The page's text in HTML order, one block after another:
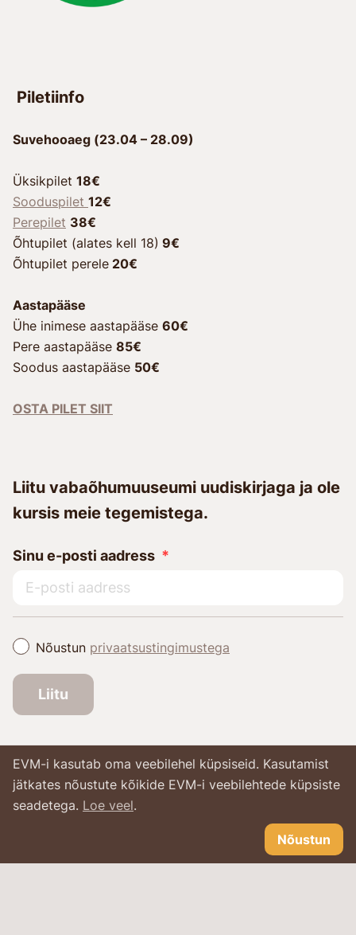
Piletiinfo
Suvehooaeg (23.04 – 28.09)
Üksikpilet 18€
Sooduspilet 12€
Perepilet 38€
Õhtupilet (alates kell 18) 9€
Õhtupilet perele 20€
Aastapääse
Ühe inimese aastapääse 60€
Pere aastapääse 85€
Soodus aastapääse 50€
OSTA PILET SIIT
Liitu vabaõhumuuseumi uudiskirjaga ja ole
kursis meie tegemistega.
Sinu e-posti aadress
Nõustun privaatsustingimustega
Liitu
EVM-i kasutab oma veebilehel küpsiseid. Kasutamist
jätkates nõustute kõikide EVM-i veebilehtede küpsiste
seadetega. Loe veel.
Nõustun